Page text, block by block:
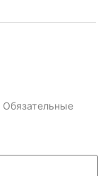
Обязательные